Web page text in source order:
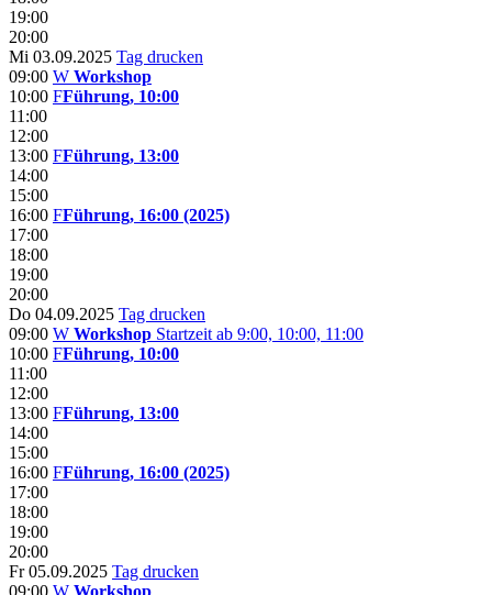
19:00
20:00
Mi 03.09.2025 Tag drucken
09:00 W Workshop
10:00 FFührung, 10:00
11:00
12:00
13:00 FFührung, 13:00
14:00
15:00
16:00 FFührung, 16:00 (2025)
17:00
18:00
19:00
20:00
Do 04.09.2025 Tag drucken
09:00 W Workshop Startzeit ab 9:00, 10:00, 11:00
10:00 FFührung, 10:00
11:00
12:00
13:00 FFührung, 13:00
14:00
15:00
16:00 FFührung, 16:00 (2025)
17:00
18:00
19:00
20:00
Fr 05.09.2025 Tag drucken